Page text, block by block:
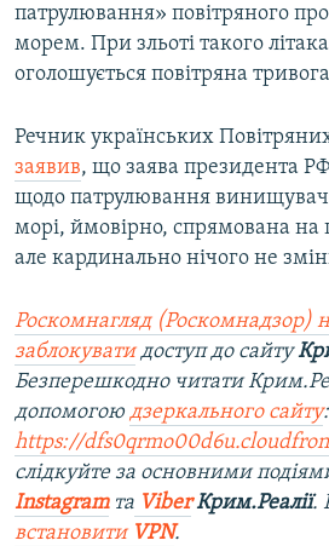
патрулювання» повітряного
морем. При зльоті такого
оголошується повітряна
Речник українських
заявив, що заява президента
щодо патрулювання
морі, ймовірно, спрямована на
але кардинально нічого не
Роскомнагляд (Роскомнадзор)
заблокуватидоступ до сайту
Безперешкодно читати
допомогою дзеркального сайту:
https://
слідкуйте за основними
Instagramта ViberКрим.Реалії.
встановити VPN.